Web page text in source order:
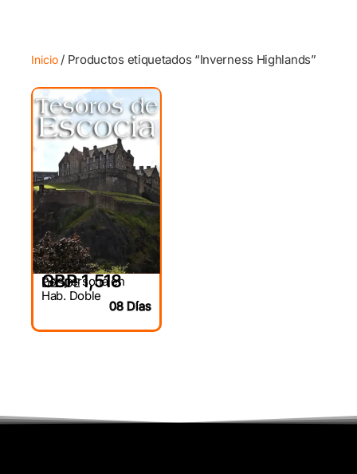
Inicio/ Productos etiquetados “Inverness Highlands”
DESDE
GBP 1,518
Por persona en
Hab. Doble
08 Días